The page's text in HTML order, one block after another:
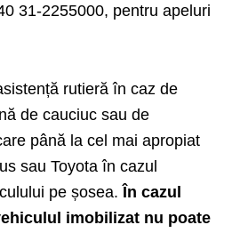
31-2255000, pentru apeluri
rutieră în caz de
de cauciuc sau de
până la cel mai apropiat
sau Toyota în cazul
pe șosea.În cazul
imobilizat nu poate